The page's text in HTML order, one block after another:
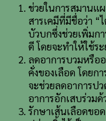
ช่วยในการสมานแ
สารเคมีที่มีชื่อว่า “
บัวบกซึ่งช่วยเพิ่มก
ดี โดยจะทำให้ใช้ร
ลดอาการบวมหรือ
คั่งของเลือด โดย
จะช่วยลดอาการป
อาการอักเสบร่วมด้
รักษาเส้นเลือดขอ